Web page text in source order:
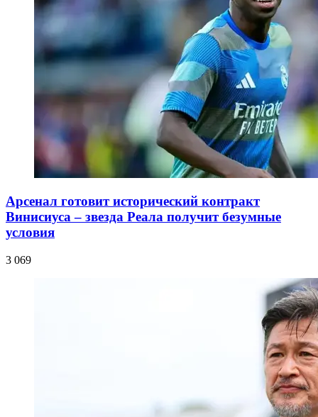
Арсенал готовит исторический контракт
Винисиуса – звезда Реала получит безумные
условия
3 069